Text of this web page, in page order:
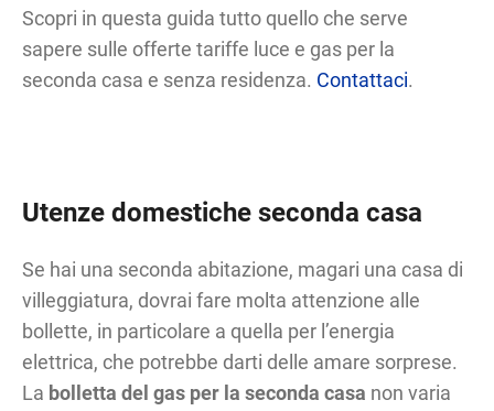
Scopri in questa guida tutto quello che serve
sapere sulle offerte tariffe luce e gas per la
seconda casa e senza residenza. Contattaci.
Utenze domestiche seconda casa
Se hai una seconda abitazione, magari una casa di
villeggiatura, dovrai fare molta attenzione alle
bollette, in particolare a quella per l’energia
elettrica, che potrebbe darti delle amare sorprese.
La bolletta del gas per la seconda casa non varia